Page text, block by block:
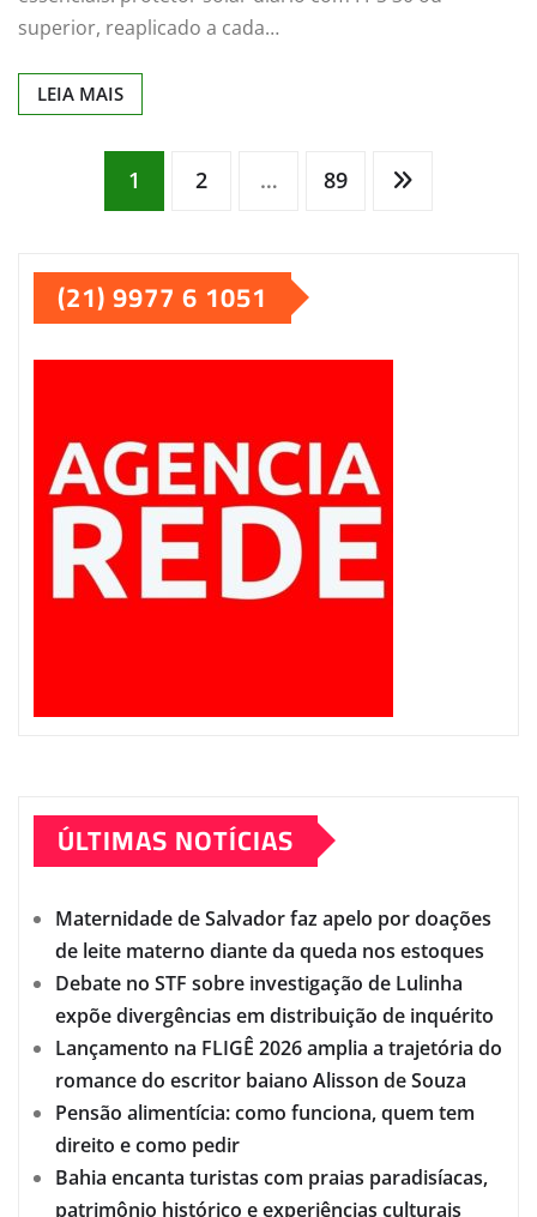
superior, reaplicado a cada…
LEIA MAIS
Paginação
de
posts
1 2 … 89
(21) 9977 6 1051
ÚLTIMAS NOTÍCIAS
Maternidade de Salvador faz apelo por doações
de leite materno diante da queda nos estoques
Debate no STF sobre investigação de Lulinha
expõe divergências em distribuição de inquérito
Lançamento na FLIGÊ 2026 amplia a trajetória do
romance do escritor baiano Alisson de Souza
Pensão alimentícia: como funciona, quem tem
direito e como pedir
Bahia encanta turistas com praias paradisíacas,
patrimônio histórico e experiências culturais